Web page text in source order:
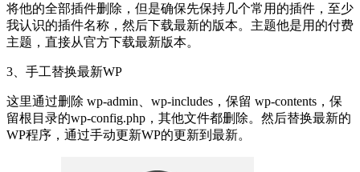
将他的全部插件删除，但是确保先保持几个常用的插件，至少
我认识的插件名称，然后下载最新的版本。主题他是用的付费
主题，直接从官方下载最新版本。
3、手工替换最新WP
这里通过删除 wp-admin、wp-includes，保留 wp-contents，保
留根目录的wp-config.php，其他文件都删除。然后替换最新的
WP程序，通过手动更新WP的更新到最新。